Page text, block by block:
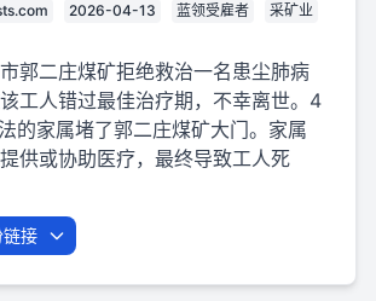
2026-04-13 蓝领受雇者
采矿业
郭二庄煤矿拒绝救治一名患尘肺病
工人错过最佳治疗期，不幸离世。4
的家属堵了郭二庄煤矿大门。家属
供或协助医疗，最终导致工人死
接